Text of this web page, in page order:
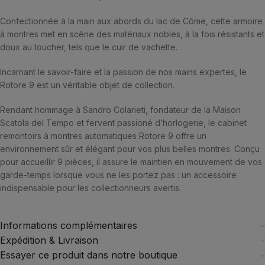
Confectionnée à la main aux abords du lac de Côme, cette armoire
à montres met en scène des matériaux nobles, à la fois résistants et
doux au toucher, tels que le cuir de vachette.
Incarnant le savoir-faire et la passion de nos mains expertes, le
Rotore 9 est un véritable objet de collection.
Rendant hommage à Sandro Colarieti, fondateur de la Maison
Scatola del Tempo et fervent passioné d’horlogerie, le cabinet
remontoirs à montres automatiques Rotore 9 offre un
environnement sûr et élégant pour vos plus belles montres. Conçu
pour accueillir 9 pièces, il assure le maintien en mouvement de vos
garde-temps lorsque vous ne les portez pas : un accessoire
indispensable pour les collectionneurs avertis.
Informations complémentaires
Expédition & Livraison
Essayer ce produit dans notre boutique